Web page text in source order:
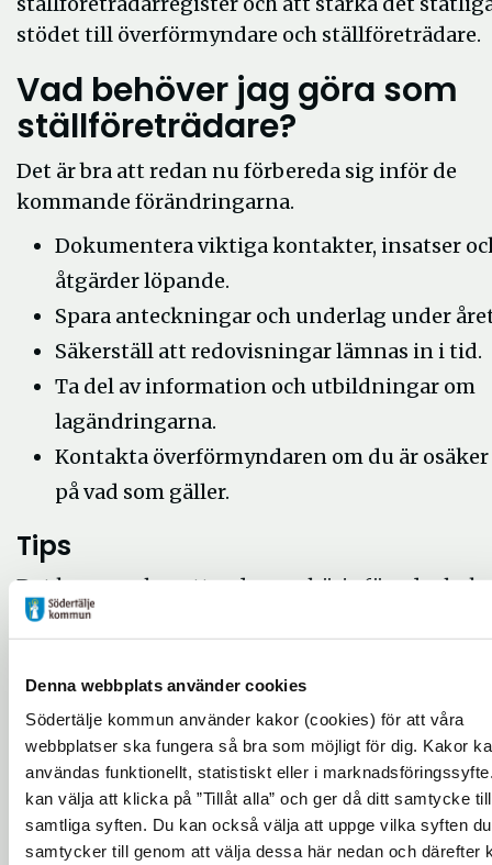
Denna webbplats använder cookies
Södertälje kommun använder kakor (cookies) för att våra
webbplatser ska fungera så bra som möjligt för dig. Kakor
användas funktionellt, statistiskt eller i
kan välja att klicka på ”Tillåt alla” och ger då ditt samtycke till
samtliga syften. Du kan också välja att uppge vilka syften du
samtycker till genom att välja dessa här nedan och därefter
stödet till överförmyndare och ställföreträdare.
Vad behöver jag göra som
ställföreträdare?
Det är bra att redan nu förbereda sig inför de
kommande förändringarna.
Dokumentera viktiga kontakter, insatser
åtgärder löpande.
Spara anteckningar och underlag under
Säkerställ att redovisningar lämnas in i tid.
Ta del av information och utbildningar om
lagändringarna.
Kontakta överförmyndaren om du är osäker
på vad som gäller.
Tips
Det kan vara bra att redan nu börja föra dagbok
över ditt uppdrag. I Provisums e-tjänst finns en
digital dagbok som kan användas som stöd
kommande årsberättelser.
Nya omfattningar från den 1
juli 2026
Från den 1 juli 2026 används nya benämningar
uppdragens omfattning i nya ärenden.